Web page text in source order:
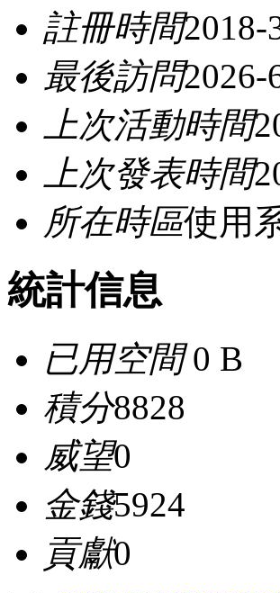
註冊時間2018-
最後訪問2026-
上次活動時間
上次發表時間
所在時區使用
統計信息
已用空間0 B
積分8828
威望0
金錢5924
貢獻0